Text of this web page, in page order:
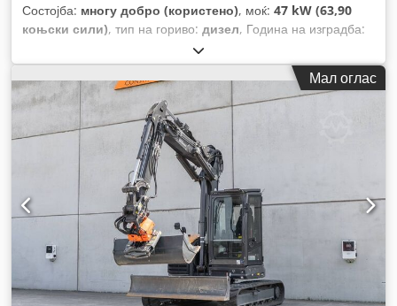
Состојба: многу добро (користено), моќ: 47 kW (63,90
коњски сили), тип на гориво: дизел, Година на изградба:
1.060 h,
Мал оглас